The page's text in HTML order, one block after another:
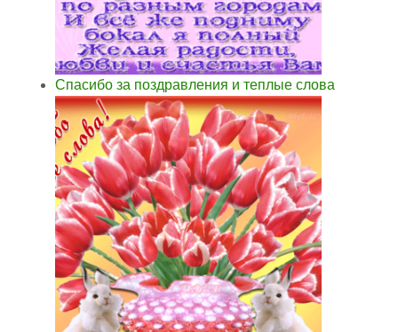
Спасибо за поздравления и теплые слова